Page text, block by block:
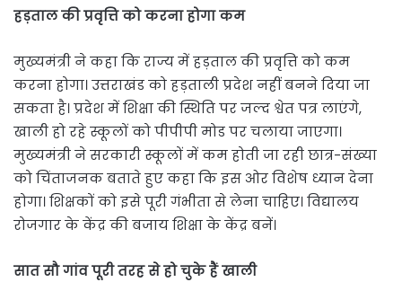
हड़ताल की प्रवृत्ति को करना होगा कम
मुख्यमंत्री ने कहा कि राज्य में हड़ताल की प्रवृत्ति को कम
करना होगा। उत्तराखंड को हड़ताली प्रदेश नहीं बनने दिया जा
सकता है। प्रदेश में शिक्षा की स्थिति पर जल्द श्वेत पत्र लाएंगे,
खाली हो रहे स्कूलों को पीपीपी मोड पर चलाया जाएगा।
मुख्यमंत्री ने सरकारी स्कूलों में कम होती जा रही छात्र-संख्या
को चिंताजनक बताते हुए कहा कि इस ओर विशेष ध्यान देना
होगा। शिक्षकों को इसे पूरी गंभीता से लेना चाहिए। विद्यालय
रोजगार के केंद्र की बजाय शिक्षा के केंद्र बनें।
सात सौ गांव पूरी तरह से हो चुके हैं खाली